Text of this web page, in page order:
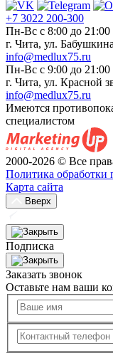
+7 3022 200-300
Пн-Вс с 8:00 до 21:00
г. Чита, ул.
info@medlux75.ru
Пн-Вс с 9:00 до 21:00
г. Чита, ул. Красной
info@medlux75.ru
Имеются
специалистом
2000-2026 © Все
Политика обработки
Карта сайта
Вверх
Подписка
Заказать звонок
Оставьте нам ваши